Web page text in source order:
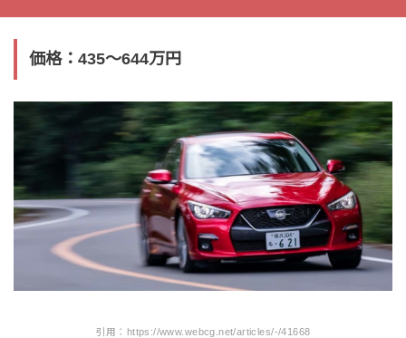
価格：435〜644万円
引用：https://www.webcg.net/articles/-/41668